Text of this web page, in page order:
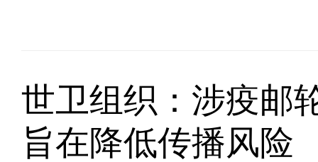
世卫组织：涉疫邮
旨在降低传播风险